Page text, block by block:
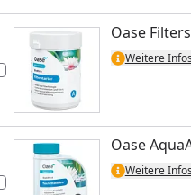
hinzufügen
Oase
Weitere Infos
Oase
Weitere Infos